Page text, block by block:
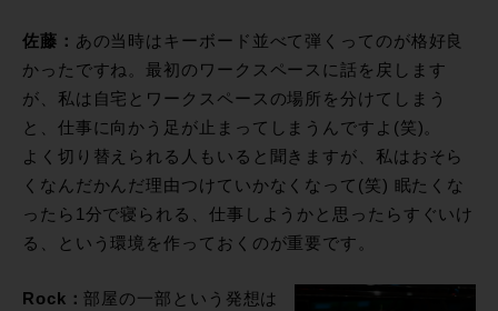
佐藤： あの当時はキーボード並べて弾くってのが格好良
かったですね。最初のワークスペースに話を戻します
が、私は自宅とワークスペースの場所を分けてしまう
と、仕事に向かう足が止まってしまうんですよ(笑)。
よく切り替えられる人もいると聞きますが、私はおそら
くなんだかんだ理由つけていかなくなって(笑) 眠たくな
ったら1分で寝られる、仕事しようかと思ったらすぐいけ
る、という環境を作っておくのが重要です。
Rock：部屋の一部という発想は